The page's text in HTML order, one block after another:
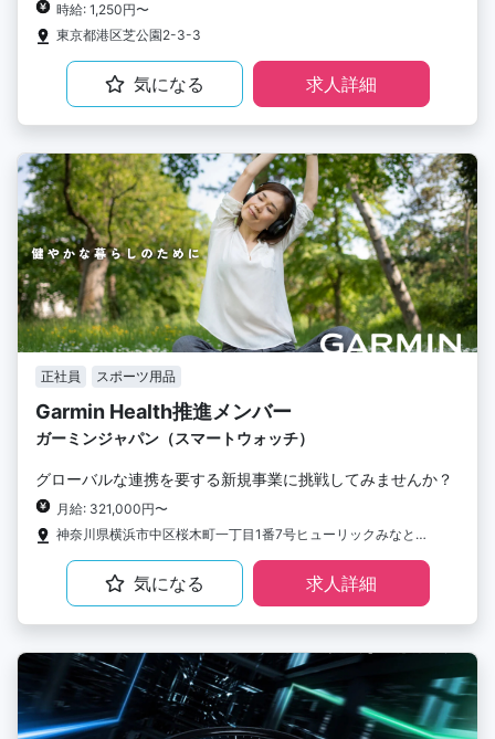
時給: 1,250円〜
東京都港区芝公園2-3-3
気になる 求人詳細
正社員 スポーツ用品
Garmin Health推進メンバー
ガーミンジャパン（スマートウォッチ）
グローバルな連携を要する新規事業に挑戦してみませんか？
月給: 321,000円〜
神奈川県横浜市中区桜木町一丁目1番7号ヒューリックみなとみらい 12F
気になる 求人詳細